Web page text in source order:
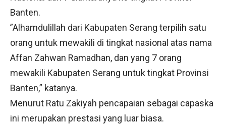
Banten.
”Alhamdulillah dari Kabupaten Serang terpilih satu
orang untuk mewakili di tingkat nasional atas nama
Affan Zahwan Ramadhan, dan yang 7 orang
mewakili Kabupaten Serang untuk tingkat Provinsi
Banten,” katanya.
Menurut Ratu Zakiyah pencapaian sebagai capaska
ini merupakan prestasi yang luar biasa.